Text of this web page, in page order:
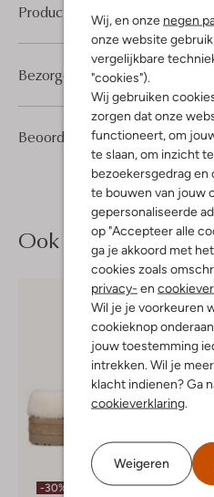
Wij, en onze negen
onze website
vergelijkbare
"cookies").
Wij gebruiken
zorgen dat onze
functioneert, om
te slaan, om inzicht
bezoekersgedrag en
te bouwen van jouw
gepersonaliseerde
op "Accepteer alle
ga je akkoord met
cookies zoals
privacy- en
Wil je je voorkeuren
cookieknop
jouw toestemming
intrekken. Wil je
klacht indienen? Ga
cookieverklaring
Weigeren
Product informatie
Beoordelingen (16) 16
4
Bezorgen & retourneren
Ook iets voor jou?
-30% -